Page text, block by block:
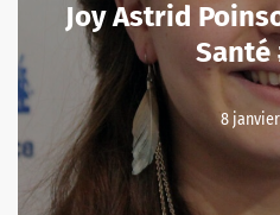
Joy Astrid
Santé
8 janvier